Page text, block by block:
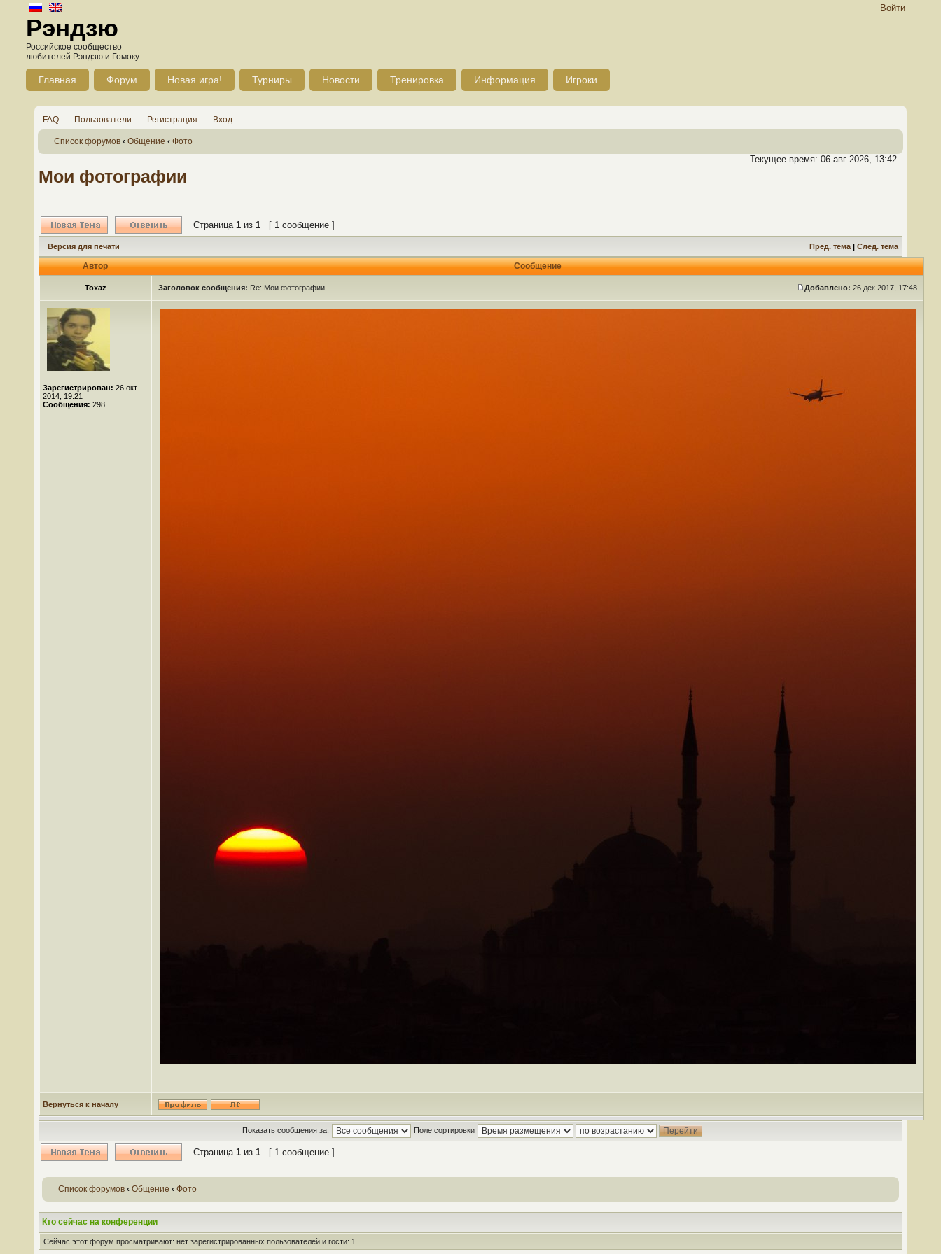
Войти
Рэндзю
Российское сообщество
любителей Рэндзю и Гомоку
Главная Форум Новая игра! Турниры Новости Тренировка Информация Игроки
FAQ Пользователи Регистрация Вход
Список форумов ‹ Общение ‹ Фото
Текущее время: 06 авг 2026, 13:42
Мои фотографии
Страница 1 из 1 [ 1 сообщение ]
Версия для печати Пред. тема | След. тема
Автор Сообщение
Toxaz Заголовок сообщения: Re: Мои фотографии Добавлено: 26 дек 2017, 17:48
Зарегистрирован: 26 окт
2014, 19:21
Сообщения: 298
Вернуться к началу
Показать сообщения за: Поле сортировки
Страница 1 из 1 [ 1 сообщение ]
Список форумов ‹ Общение ‹ Фото
Кто сейчас на конференции
Сейчас этот форум просматривают: нет зарегистрированных пользователей и гости: 1